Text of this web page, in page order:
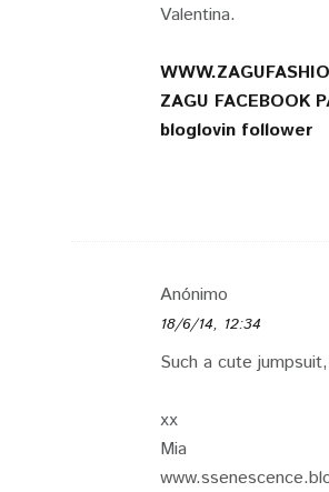
Valentina.
ZAGU FACEBOOK
bloglovin follower
Anónimo
18/6/14, 12:34
Such a cute
xx
Mia